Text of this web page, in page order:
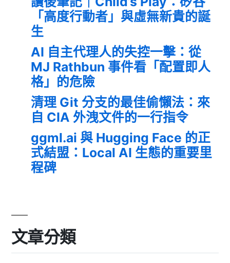
「高度行動者」與虛無新貴的誕
生
AI 自主代理人的失控一擊：從
MJ Rathbun 事件看「配置即人
格」的危險
清理 Git 分支的最佳偷懶法：來
自 CIA 外洩文件的一行指令
ggml.ai 與 Hugging Face 的正
式結盟：Local AI 生態的重要里
程碑
文章分類